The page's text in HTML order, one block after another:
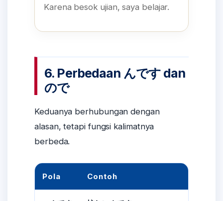
Karena besok ujian, saya belajar.
6. Perbedaan んです dan
ので
Keduanya berhubungan dengan
alasan, tetapi fungsi kalimatnya
berbeda.
Pola Contoh